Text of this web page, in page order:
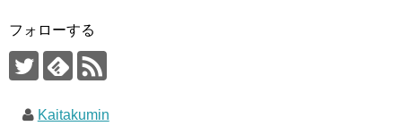
フォローする
Kaitakumin